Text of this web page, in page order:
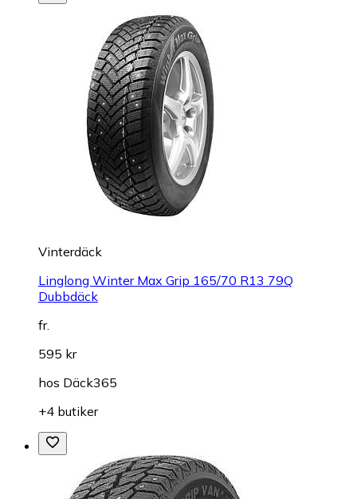
Vinterdäck
Linglong Winter Max Grip 165/70 R13 79Q
Dubbdäck
fr.
595 kr
hos Däck365
+4 butiker